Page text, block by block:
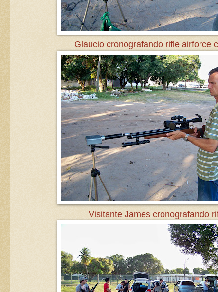
Glaucio cronografando rifle airforce
Visitante James cronografando